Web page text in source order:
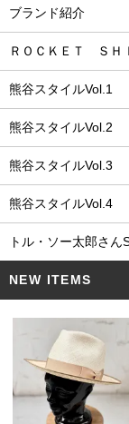
ブランド紹介
ＲＯＣＫＥＴ Ｓ
熊谷スタイルVol.1
熊谷スタイルVol.2
熊谷スタイルVol.3
熊谷スタイルVol.4
トル・ソー太郎さん
NEW ITEMS